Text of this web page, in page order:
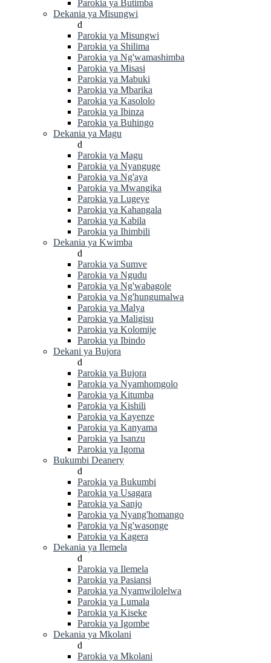
Parokia ya Butimba
Dekania ya Misungwi
d
Parokia ya Misungwi
Parokia ya Shilima
Parokia ya Ng'wamashimba
Parokia ya Misasi
Parokia ya Mabuki
Parokia ya Mbarika
Parokia ya Kasololo
Parokia ya Ibinza
Parokia ya Buhingo
Dekania ya Magu
d
Parokia ya Magu
Parokia ya Nyanguge
Parokia ya Ng'aya
Parokia ya Mwangika
Parokia ya Lugeye
Parokia ya Kahangala
Parokia ya Kabila
Parokia ya Ihimbili
Dekania ya Kwimba
d
Parokia ya Sumve
Parokia ya Ngudu
Parokia ya Ng'wabagole
Parokia ya Ng'hungumalwa
Parokia ya Malya
Parokia ya Maligisu
Parokia ya Kolomije
Parokia ya Ibindo
Dekani ya Bujora
d
Parokia ya Bujora
Parokia ya Nyamhomgolo
Parokia ya Kitumba
Parokia ya Kishili
Parokia ya Kayenze
Parokia ya Kanyama
Parokia ya Isanzu
Parokia ya Igoma
Bukumbi Deanery
d
Parokia ya Bukumbi
Parokia ya Usagara
Parokia ya Sanjo
Parokia ya Nyang'homango
Parokia ya Ng'wasonge
Parokia ya Kagera
Dekania ya Ilemela
d
Parokia ya Ilemela
Parokia ya Pasiansi
Parokia ya Nyamwilolelwa
Parokia ya Lumala
Parokia ya Kiseke
Parokia ya Igombe
Dekania ya Mkolani
d
Parokia ya Mkolani